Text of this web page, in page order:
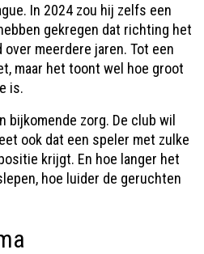
In 2024 zou hij zelfs een
gekregen dat richting het
meerdere jaren. Tot een
maar het toont wel hoe groot
is.
bijkomende zorg. De club wil
ook dat een speler met zulke
krijgt. En hoe langer het
hoe luider de geruchten